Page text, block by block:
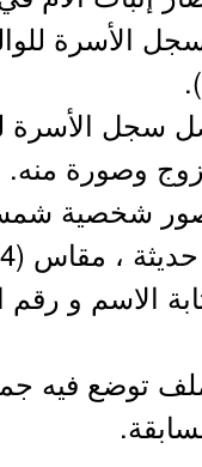
الأسرة
سجل الأسرة
وصورة منه.
(8) صور شخصية
الاسم و
توضع فيه